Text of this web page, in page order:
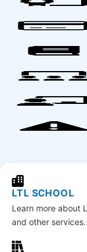
LTL SCHOOL
Learn more about
and other services.